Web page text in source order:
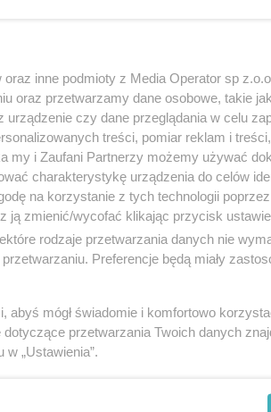
inne podmioty z Media Operator sp
oraz przetwarzamy dane osobowe, takie
urządzenie czy dane przeglądania w celu
treści, pomiar reklam i
my i Zaufani Partnerzy możemy używać
charakterystykę urządzenia do celów
na korzystanie z tych technologii poprzez
ją zmienić/wycofać klikając przycisk
rodzaje przetwarzania danych nie
Preferencje będą miały
abyś mógł świadomie i komfortowo
dotyczące przetwarzania Twoich danych
w „Ustawienia”.